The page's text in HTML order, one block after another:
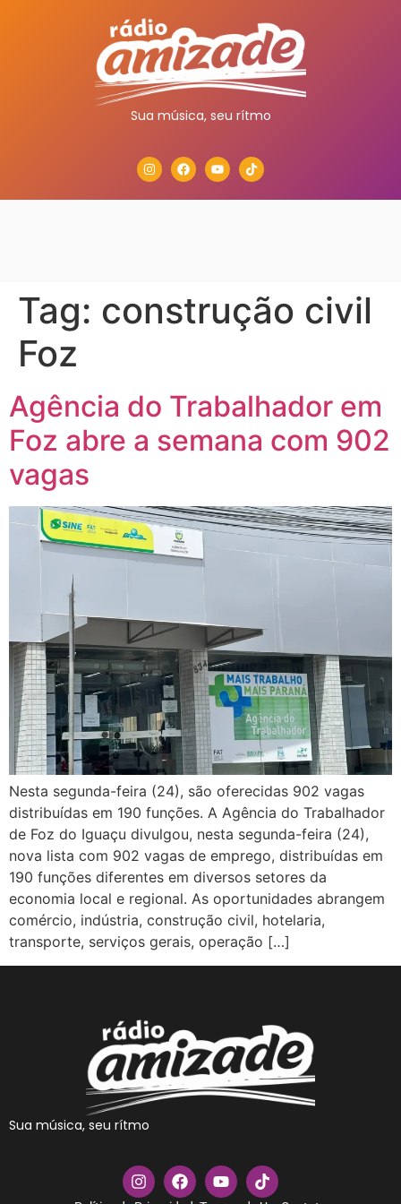
Sua música, seu rítmo
Tag: construção civil
Foz
Agência do Trabalhador em
Foz abre a semana com 902
vagas
Nesta segunda-feira (24), são oferecidas 902 vagas
distribuídas em 190 funções. A Agência do Trabalhador
de Foz do Iguaçu divulgou, nesta segunda-feira (24),
nova lista com 902 vagas de emprego, distribuídas em
190 funções diferentes em diversos setores da
economia local e regional. As oportunidades abrangem
comércio, indústria, construção civil, hotelaria,
transporte, serviços gerais, operação […]
Sua música, seu rítmo